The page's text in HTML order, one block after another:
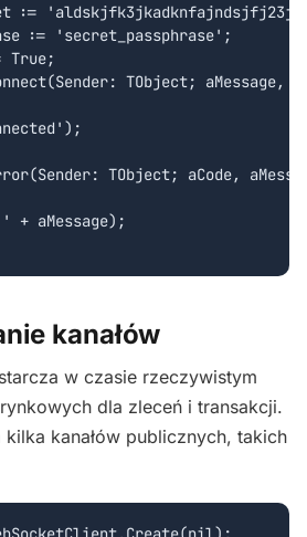
:=
:= 'secret_passphrase';
True;
TObject; aMessage,
TObject; aCode,
+ aMessage);
kanałów
w czasie rzeczywistym
dla zleceń i transakcji.
kilka kanałów publicznych, takich